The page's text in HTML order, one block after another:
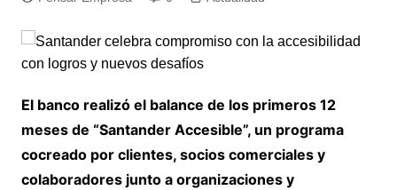
El banco realizó el balance de los primeros 12
meses de “Santander Accesible”, un programa
cocreado por clientes, socios comerciales y
colaboradores junto a organizaciones y